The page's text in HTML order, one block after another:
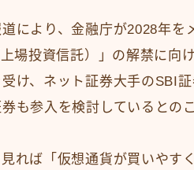
により、金融庁が2028年
場投資信託）」の解禁に向
け、ネット証券大手のSBI
も参入を検討しているとのこ
れば「仮想通貨が買いやす